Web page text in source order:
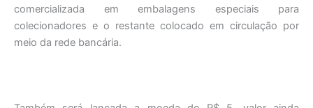
comercializada em embalagens especiais para
colecionadores e o restante colocado em circulação por
meio da rede bancária.